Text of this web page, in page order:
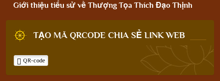
Giới thiệu tiểu sử về Thượng Tọa Thích Đạo Thịnh
TẠO MÃ QRCODE CHIA SẺ LINK WEB
QR-code